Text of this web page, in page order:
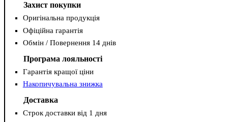
Захист покупки
Оригінальна продукція
Офіційна гарантія
Обмін / Повернення 14 днів
Програма лояльності
Гарантія кращої ціни
Накопичувальна знижка
Доставка
Строк доставки від 1 дня